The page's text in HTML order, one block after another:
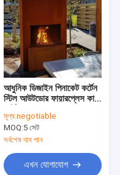
আধুনিক ডিজাইন পিনাকেট কর্টেন
স্টিল আউটডোর ফায়ারপ্লেস কাঠ
মূল্য:negotiable
MOQ:5 সেট
সর্বশেষ দাম পান
এখন যোগাযোগ